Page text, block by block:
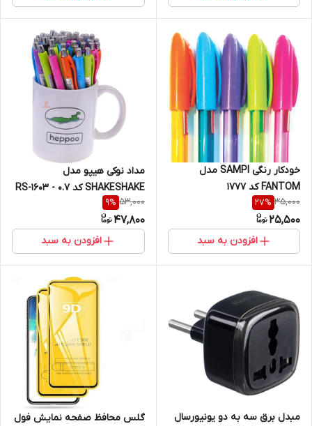
خودکار رنگی SAMPI مدل
FANTOM کد 1777
35,000
27%
25,500
افزودن به سبد
مداد نوکی هیپو مدل
SHAKESHAKE کد RS-1603 - 0.7
53,000
9%
47,800
افزودن به سبد
مبدل برق سه به دو یونیورسال
گلس محافظ صفحه نمایش فول